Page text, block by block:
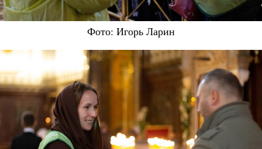
Фото: Игорь Ларин